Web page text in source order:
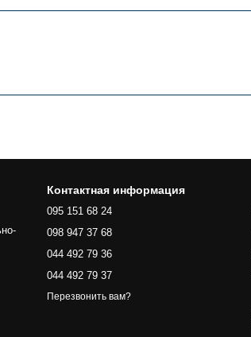
Контактная информация
095 151 68 24
098 947 37 68
044 492 79 36
044 492 79 37
Перезвонить вам?